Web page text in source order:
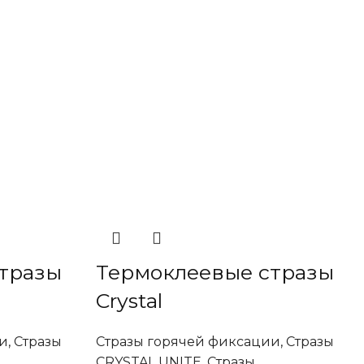
, Стразы
Термоклеевые стразы
Crystal
Стразы горячей фиксации, Стразы